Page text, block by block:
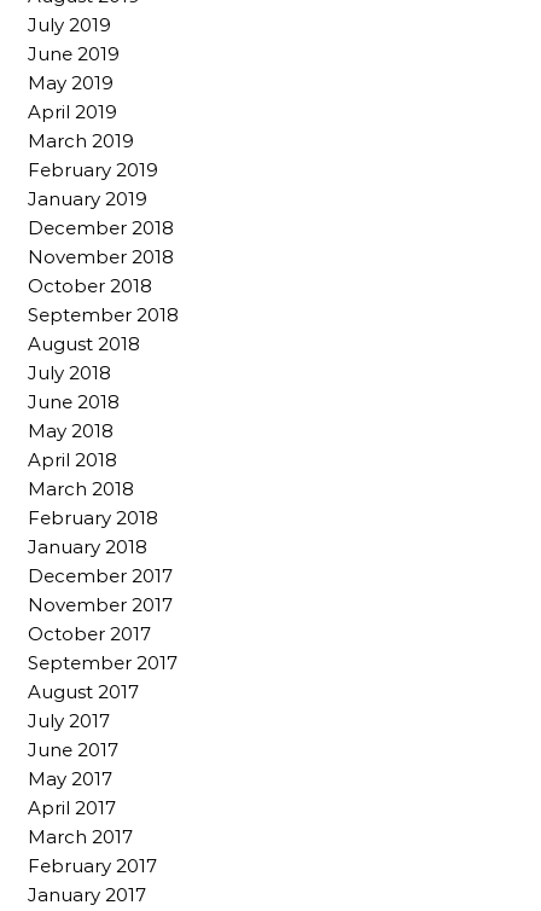
July 2019
June 2019
May 2019
April 2019
March 2019
February 2019
January 2019
December 2018
November 2018
October 2018
September 2018
August 2018
July 2018
June 2018
May 2018
April 2018
March 2018
February 2018
January 2018
December 2017
November 2017
October 2017
September 2017
August 2017
July 2017
June 2017
May 2017
April 2017
March 2017
February 2017
January 2017